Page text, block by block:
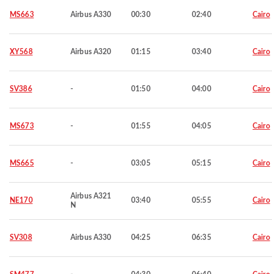
MS663 Airbus A330 00:30 02:40 Cairo
XY568 Airbus A320 01:15 03:40 Cairo
SV386 - 01:50 04:00 Cairo
MS673 - 01:55 04:05 Cairo
MS665 - 03:05 05:15 Cairo
NE170
Airbus A321
N
03:40 05:55 Cairo
SV308 Airbus A330 04:25 06:35 Cairo